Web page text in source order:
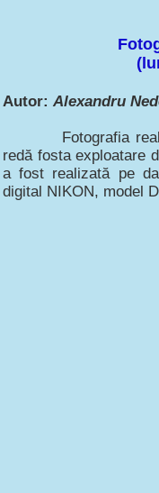
Autor: Alexandru
Fotografia
redă fosta exploatare
a fost realizată pe
digital NIKON, model